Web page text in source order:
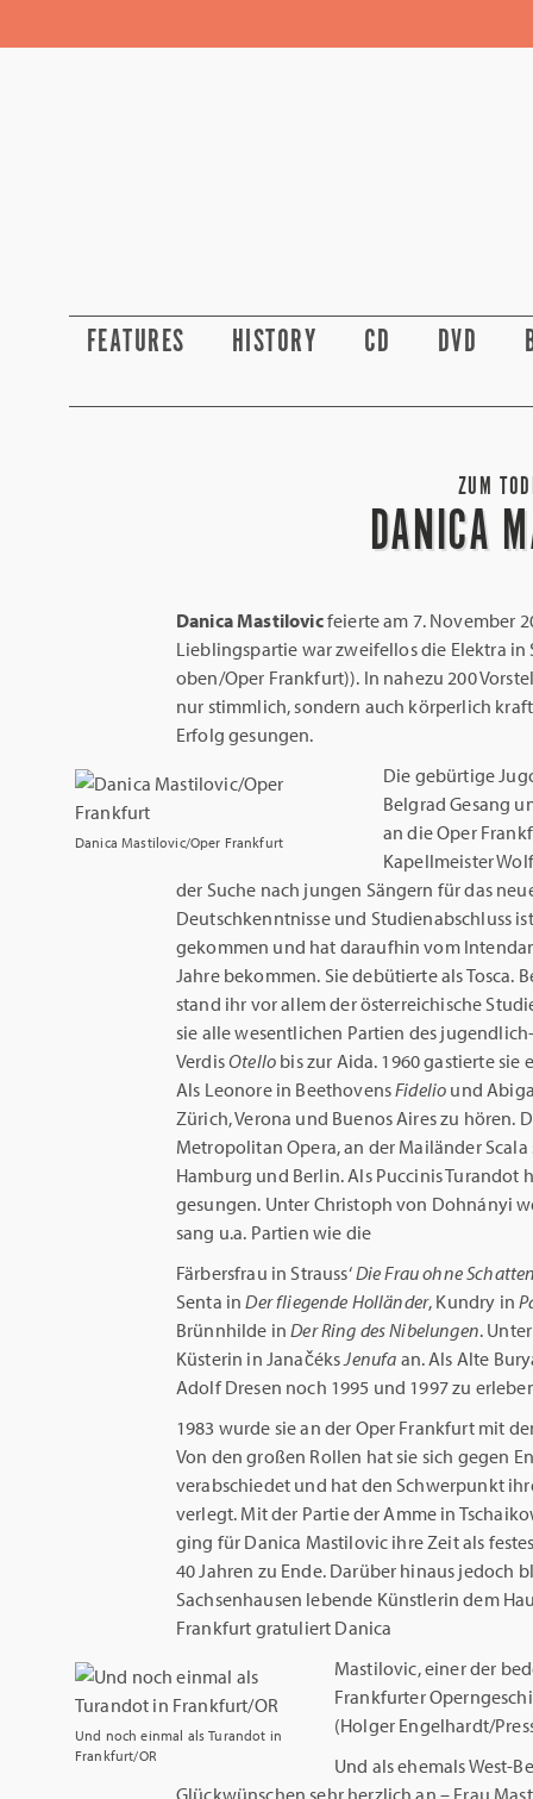
FEATURES HISTORY CD DVD
ZUM
DANICA
Danica Mastilovicfeierte am 7. November
Lieblingspartie war zweifellos die Elektra in
oben/Oper Frankfurt)). In nahezu 200
nur stimmlich, sondern auch körperlich
Erfolg gesungen.
Danica Mastilovic/Oper Frankfurt
Die gebürtige
Belgrad Gesang
an die Oper
Kapellmeister
der Suche nach jungen Sängern für das
Deutschkenntnisse und Studienabschluss
gekommen und hat daraufhin vom
Jahre bekommen. Sie debütierte als Tosca.
stand ihr vor allem der österreichische
sie alle wesentlichen Partien des
VerdisOtello bis zur Aida. 1960 gastierte sie
Als Leonore in BeethovensFidelio und
Zürich, Verona und Buenos Aires zu hören.
Metropolitan Opera, an der Mailänder
Hamburg und Berlin. Als Puccinis Turandot
gesungen. Unter Christoph von Dohnányi
sang u.a. Partien wie die
Färbersfrau in Strauss‘Die Frau ohne
Senta inDer fliegende Holländer, Kundry in
Brünnhilde inDer Ring des Nibelungen.
Küsterin in JanačéksJenufa an. Als Alte
Adolf Dresen noch 1995 und 1997 zu
1983 wurde sie an der Oper Frankfurt mit
Von den großen Rollen hat sie sich gegen
verabschiedet und hat den Schwerpunkt
verlegt. Mit der Partie der Amme in
ging für Danica Mastilovic ihre Zeit als
40 Jahren zu Ende. Darüber hinaus jedoch
Sachsenhausen lebende Künstlerin dem
Frankfurt gratuliert Danica
Und noch einmal als Turandot in
Frankfurt/OR
Mastilovic, einer der
Frankfurter
(Holger Engelhardt/
Und als ehemals West-
Glückwünschen sehr herzlich an – Frau